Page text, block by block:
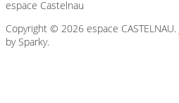
espace Castelnau
Copyright © 2026 espace CASTELNAU.
by Sparky.